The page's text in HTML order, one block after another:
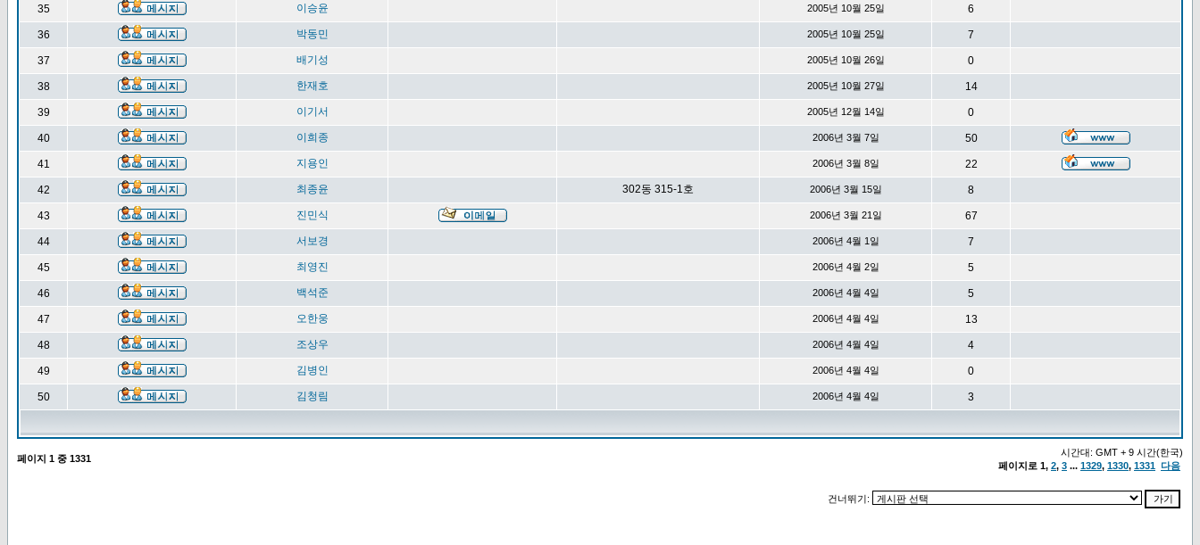
35 이승윤 2005년 10월 25일 6
36 박동민 2005년 10월 25일 7
37 배기성 2005년 10월 26일 0
38 한재호 2005년 10월 27일 14
39 이기서 2005년 12월 14일 0
40 이희종 2006년 3월 7일 50
41 지용인 2006년 3월 8일 22
42 최종윤 302동 315-1호 2006년 3월 15일 8
43 진민식 2006년 3월 21일 67
44 서보경 2006년 4월 1일 7
45 최영진 2006년 4월 2일 5
46 백석준 2006년 4월 4일 5
47 오한웅 2006년 4월 4일 13
48 조상우 2006년 4월 4일 4
49 김병인 2006년 4월 4일 0
50 김청림 2006년 4월 4일 3
페이지 1 중 1331
시간대: GMT + 9 시간(한국)
페이지로 1, 2, 3 ... 1329, 1330, 1331 다음
건너뛰기: